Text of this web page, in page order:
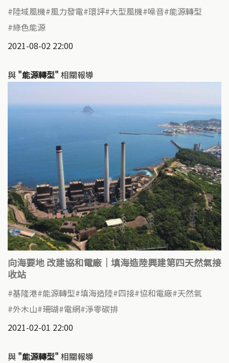
陸域風機 風力發電 環評 大型風機 噪音 能源轉型
綠色能源
2021-08-02 22:00
與 "能源轉型" 相關報導
向海要地 改建協和電廠｜填海造陸興建第四天然氣接
收站
基隆港 能源轉型 填海造陸 四接 協和電廠 天然氣
外木山 珊瑚 電網 淨零碳排
2021-02-01 22:00
與 "能源轉型" 相關報導